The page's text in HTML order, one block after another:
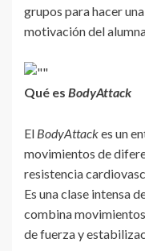
grupos para hacer
motivación del
Qué es BodyAttack
El BodyAttackes un
movimientos de
resistencia
Es una clase intensa
combina
de fuerza y